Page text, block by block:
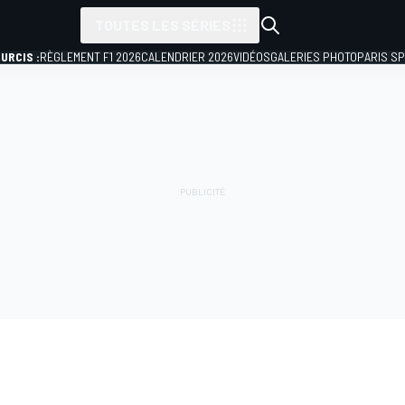
:RÈGLEMENT F1 2026CALENDRIER 2026VIDÉOSGALERIES PHOTOPARIS